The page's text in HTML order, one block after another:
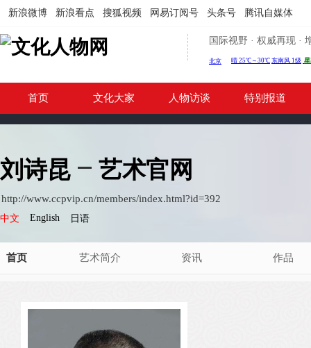
新浪微博 新浪看点 搜狐视频 网易订阅号 头条号 腾讯自媒体
国际视野 · 权威再现 ·
首页 文化大家 人物访谈 特别报道
刘诗昆 艺术官网
http://www.ccpvip.cn/members/index.html?id=392
中文 English 日语
首页 艺术简介 资讯 作品